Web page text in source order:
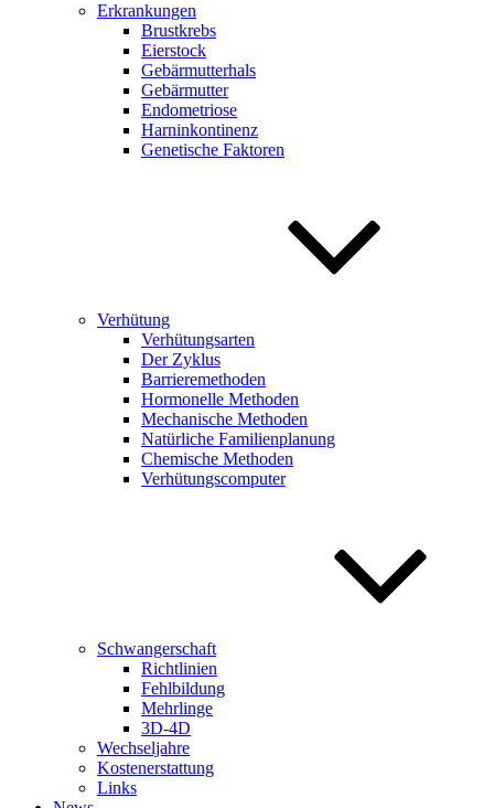
Erkrankungen
Brustkrebs
Eierstock
Gebärmutterhals
Gebärmutter
Endometriose
Harninkontinenz
Genetische Faktoren
Verhütung
Verhütungsarten
Der Zyklus
Barrieremethoden
Hormonelle Methoden
Mechanische Methoden
Natürliche Familienplanung
Chemische Methoden
Verhütungscomputer
Schwangerschaft
Richtlinien
Fehlbildung
Mehrlinge
3D-4D
Wechseljahre
Kostenerstattung
Links